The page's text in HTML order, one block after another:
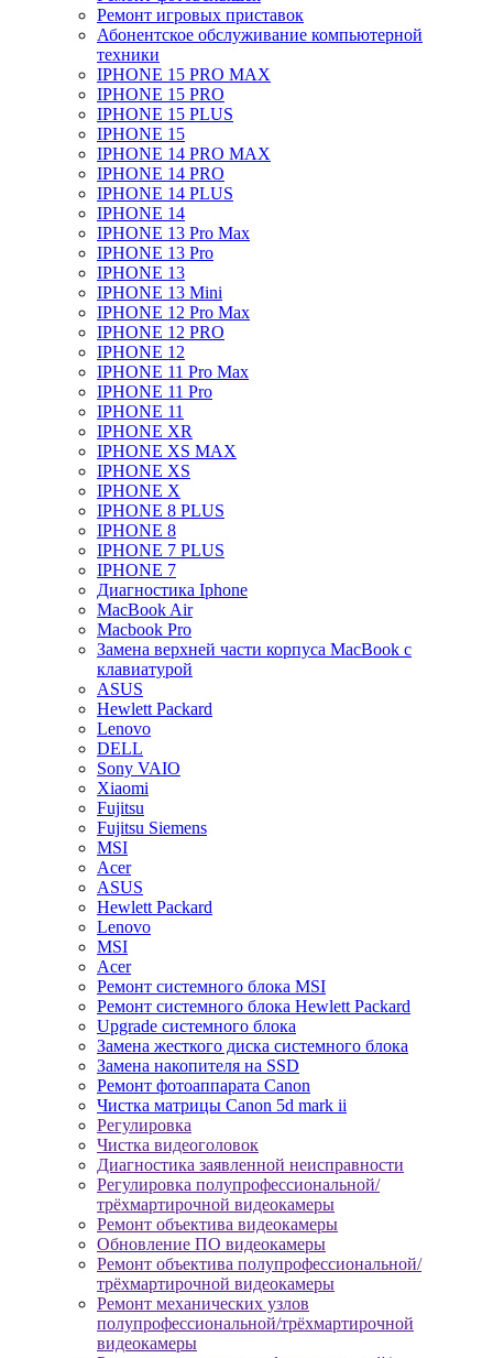
Ремонт игровых приставок
Абонентское обслуживание компьютерной
техники
IPHONE 15 PRO MAX
IPHONE 15 PRO
IPHONE 15 PLUS
IPHONE 15
IPHONE 14 PRO MAX
IPHONE 14 PRO
IPHONE 14 PLUS
IPHONE 14
IPHONE 13 Pro Max
IPHONE 13 Pro
IPHONE 13
IPHONE 13 Mini
IPHONE 12 Pro Max
IPHONE 12 PRO
IPHONE 12
IPHONE 11 Pro Max
IPHONE 11 Pro
IPHONE 11
IPHONE XR
IPHONE XS MAX
IPHONE XS
IPHONE X
IPHONE 8 PLUS
IPHONE 8
IPHONE 7 PLUS
IPHONE 7
Диагностика Iphone
MacBook Air
Macbook Pro
Замена верхней части корпуса MacBook с
клавиатурой
ASUS
Hewlett Packard
Lenovo
DELL
Sony VAIO
Xiaomi
Fujitsu
Fujitsu Siemens
MSI
Acer
ASUS
Hewlett Packard
Lenovo
MSI
Acer
Ремонт системного блока MSI
Ремонт системного блока Hewlett Packard
Upgrade системного блока
Замена жесткого диска системного блока
Замена накопителя на SSD
Ремонт фотоаппарата Canon
Чистка матрицы Canon 5d mark ii
Регулировка
Чистка видеоголовок
Диагностика заявленной неисправности
Регулировка полупрофессиональной/
трёхмартирочной видеокамеры
Ремонт объектива видеокамеры
Обновление ПО видеокамеры
Ремонт объектива полупрофессиональной/
трёхмартирочной видеокамеры
Ремонт механических узлов
полупрофессиональной/трёхмартирочной
видеокамеры